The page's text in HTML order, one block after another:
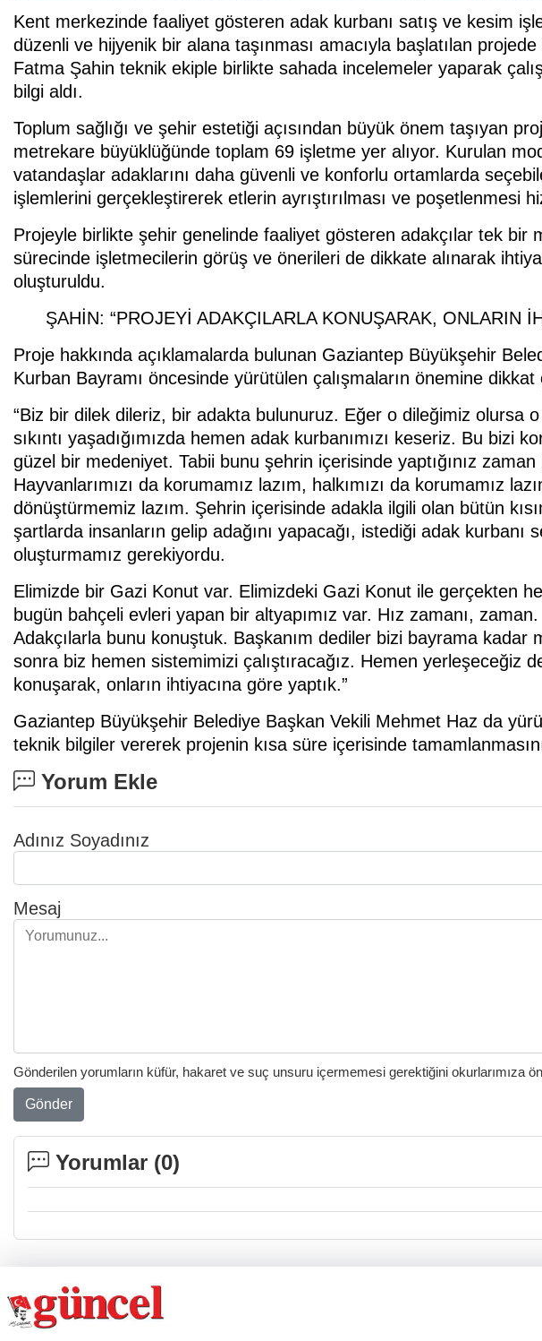
Kent merkezinde faaliyet gösteren adak kurbanı satış ve kesim
düzenli ve hijyenik bir alana taşınması amacıyla başlatılan
Fatma Şahin teknik ekiple birlikte sahada incelemeler yaparak
bilgi aldı.
Toplum sağlığı ve şehir estetiği açısından büyük önem taşıyan
metrekare büyüklüğünde toplam 69 işletme yer alıyor. Kurulan
vatandaşlar adaklarını daha güvenli ve konforlu ortamlarda
işlemlerini gerçekleştirerek etlerin ayrıştırılması ve poşetlenmesi
Projeyle birlikte şehir genelinde faaliyet gösteren adakçılar tek bir
sürecinde işletmecilerin görüş ve önerileri de dikkate alınarak
oluşturuldu.
ŞAHİN: “PROJEYİ ADAKÇILARLA KONUŞARAK, ONLARIN
Proje hakkında açıklamalarda bulunan Gaziantep Büyükşehir
Kurban Bayramı öncesinde yürütülen çalışmaların önemine
“Biz bir dilek dileriz, bir adakta bulunuruz. Eğer o dileğimiz olursa
sıkıntı yaşadığımızda hemen adak kurbanımızı keseriz. Bu bizi
güzel bir medeniyet. Tabii bunu şehrin içerisinde yaptığınız zaman
Hayvanlarımızı da korumamız lazım, halkımızı da korumamız
dönüştürmemiz lazım. Şehrin içerisinde adakla ilgili olan bütün
şartlarda insanların gelip adağını yapacağı, istediği adak kurbanı
oluşturmamız gerekiyordu.
Elimizde bir Gazi Konut var. Elimizdeki Gazi Konut ile gerçekten
bugün bahçeli evleri yapan bir altyapımız var. Hız zamanı,
Adakçılarla bunu konuştuk. Başkanım dediler bizi bayrama kadar
sonra biz hemen sistemimizi çalıştıracağız. Hemen yerleşeceğiz
konuşarak, onların ihtiyacına göre yaptık.”
Gaziantep Büyükşehir Belediye Başkan Vekili Mehmet Haz da
teknik bilgiler vererek projenin kısa süre içerisinde
Yorum Ekle
Adınız Soyadınız
Mesaj
Gönderilen yorumların küfür, hakaret ve suç unsuru içermemesi gerektiğini okurlarımıza
Gönder
Yorumlar (0)